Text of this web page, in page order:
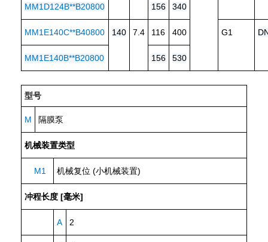
MM1D124B**B20800 156 340
MM1E140C**B40800 140 7.4 116 400 G1
MM1E140B**B20800 156 530
型号
M 隔膜泵
机械装置类型
M1 机械复位 (小机械装置)
冲程长度 [毫米]
A 2